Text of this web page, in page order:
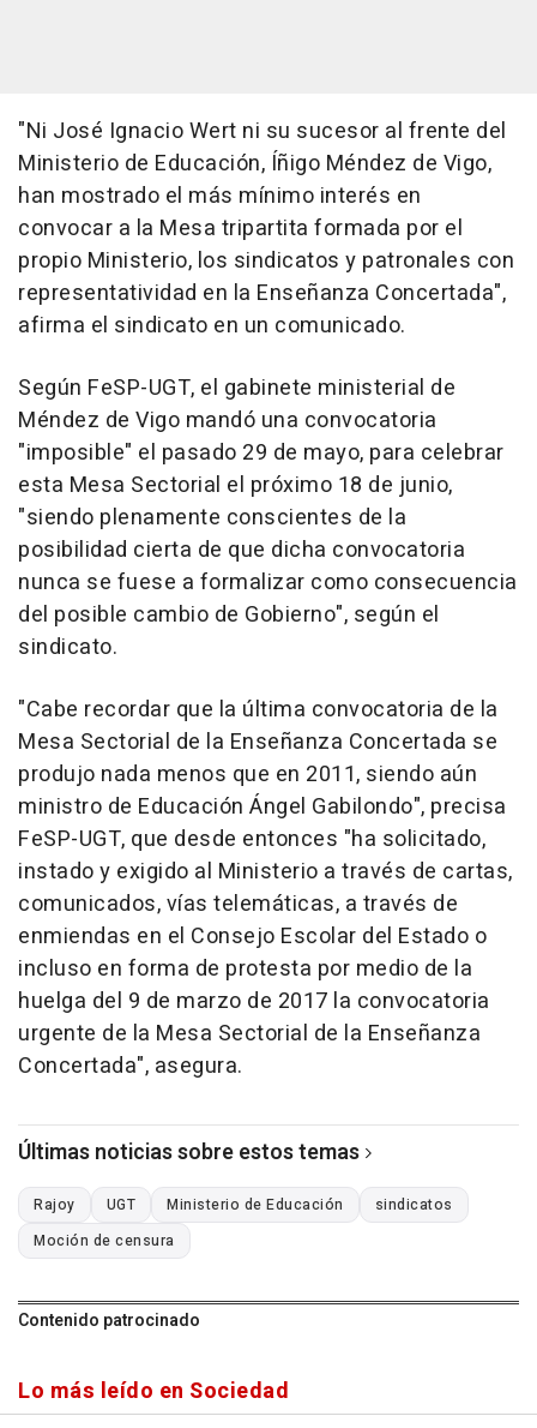
"Ni José Ignacio Wert ni su sucesor al frente del
Ministerio de Educación, Íñigo Méndez de Vigo,
han mostrado el más mínimo interés en
convocar a la Mesa tripartita formada por el
propio Ministerio, los sindicatos y patronales con
representatividad en la Enseñanza Concertada",
afirma el sindicato en un comunicado.
Según FeSP-UGT, el gabinete ministerial de
Méndez de Vigo mandó una convocatoria
"imposible" el pasado 29 de mayo, para celebrar
esta Mesa Sectorial el próximo 18 de junio,
"siendo plenamente conscientes de la
posibilidad cierta de que dicha convocatoria
nunca se fuese a formalizar como consecuencia
del posible cambio de Gobierno", según el
sindicato.
"Cabe recordar que la última convocatoria de la
Mesa Sectorial de la Enseñanza Concertada se
produjo nada menos que en 2011, siendo aún
ministro de Educación Ángel Gabilondo", precisa
FeSP-UGT, que desde entonces "ha solicitado,
instado y exigido al Ministerio a través de cartas,
comunicados, vías telemáticas, a través de
enmiendas en el Consejo Escolar del Estado o
incluso en forma de protesta por medio de la
huelga del 9 de marzo de 2017 la convocatoria
urgente de la Mesa Sectorial de la Enseñanza
Concertada", asegura.
Últimas noticias sobre estos temas
Rajoy UGT Ministerio de Educación
sindicatos
Moción de censura
Contenido patrocinado
Lo más leído en Sociedad